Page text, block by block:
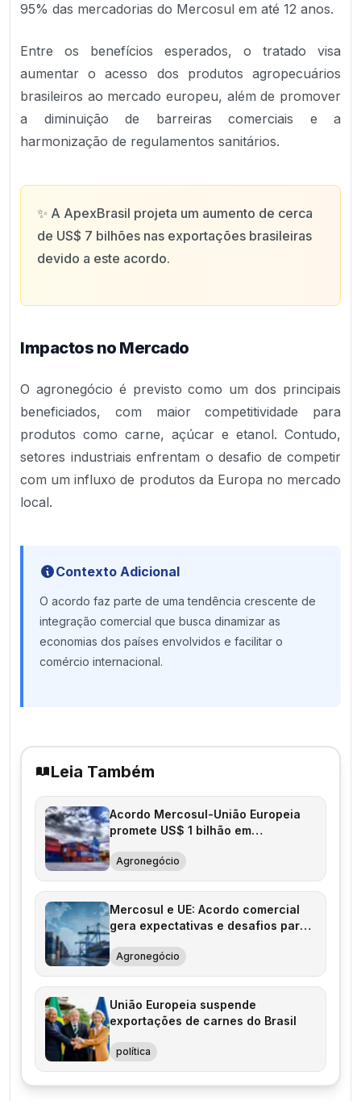
95% das mercadorias do Mercosul em até 12 anos.
Entre os benefícios esperados, o tratado visa
aumentar o acesso dos produtos agropecuários
brasileiros ao mercado europeu, além de promover
a diminuição de barreiras comerciais e a
harmonização de regulamentos sanitários.
✨ A ApexBrasil projeta um aumento de cerca
de US$ 7 bilhões nas exportações brasileiras
devido a este acordo.
Impactos no Mercado
O agronegócio é previsto como um dos principais
beneficiados, com maior competitividade para
produtos como carne, açúcar e etanol. Contudo,
setores industriais enfrentam o desafio de competir
com um influxo de produtos da Europa no mercado
local.
Contexto Adicional
O acordo faz parte de uma tendência crescente de
integração comercial que busca dinamizar as
economias dos países envolvidos e facilitar o
comércio internacional.
Leia Também
Acordo Mercosul-União Europeia
promete US$ 1 bilhão em
Agronegócio
Mercosul e UE: Acordo comercial
gera expectativas e desafios para
Agronegócio
União Europeia suspende
exportações de carnes do Brasil
política